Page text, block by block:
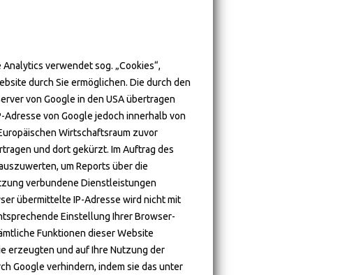
verwendet sog. „Cookies“,
durch Sie ermöglichen. Die durch den
von Google in den USA übertragen
von Google jedoch innerhalb von
Wirtschaftsraum zuvor
und dort gekürzt. Im Auftrag des
um Reports über die
verbundene Dienstleistungen
übermittelte IP-Adresse wird nicht mit
Einstellung Ihrer Browser-
Funktionen dieser Website
erzeugten und auf Ihre Nutzung der
Google verhindern, indem sie das unter